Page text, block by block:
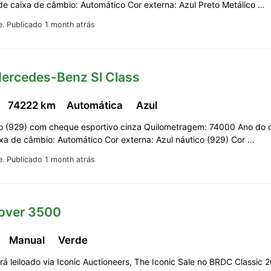
Publicado 1 month atrás
caixa de câmbio: Automático Cor externa: Azul Preto Metálico …
Benz Sl Class
Publicado 1 month atrás
74222 km Automática Azul
(929) com cheque esportivo cinza Quilometragem: 74000 Ano do
de câmbio: Automático Cor externa: Azul náutico (929) Cor …
3500
Manual Verde
leiloado via Iconic Auctioneers, The Iconic Sale no BRDC Classic